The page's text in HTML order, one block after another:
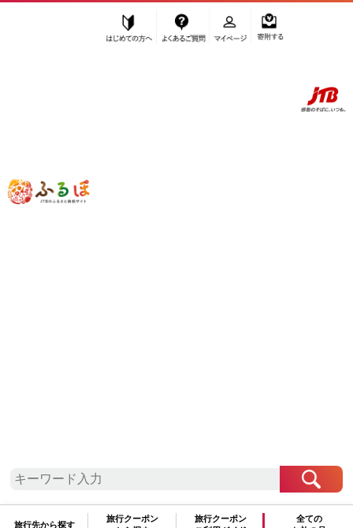
ふるぽ JTBのふるさと納税サイト
旅行先から探す
旅行クーポン
旅行クーポン
全ての
【リピーター多数】越後南魚沼こしひかりみそ 750g×4個 ≪十二割糀 南
魚沼 味噌 日本産 お米 伝統 食品 健康食品 自然食品 美味しい 調味料 料